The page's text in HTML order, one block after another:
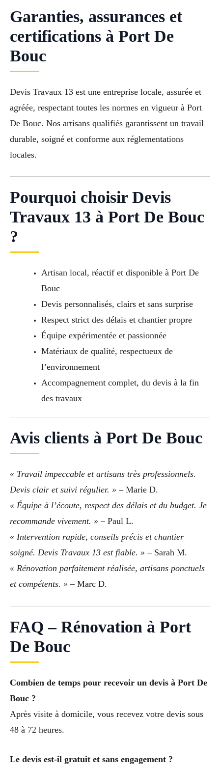
Garanties, assurances et
certifications à Port De
Bouc
Devis Travaux 13 est une entreprise locale, assurée et
agréée, respectant toutes les normes en vigueur à Port
De Bouc. Nos artisans qualifiés garantissent un travail
durable, soigné et conforme aux réglementations
locales.
Pourquoi choisir Devis
Travaux 13 à Port De Bouc
?
Artisan local, réactif et disponible à Port De
Bouc
Devis personnalisés, clairs et sans surprise
Respect strict des délais et chantier propre
Équipe expérimentée et passionnée
Matériaux de qualité, respectueux de
l’environnement
Accompagnement complet, du devis à la fin
des travaux
Avis clients à Port De Bouc
« Travail impeccable et artisans très professionnels.
Devis clair et suivi régulier. » – Marie D.
« Équipe à l’écoute, respect des délais et du budget. Je
recommande vivement. » – Paul L.
« Intervention rapide, conseils précis et chantier
soigné. Devis Travaux 13 est fiable. » – Sarah M.
« Rénovation parfaitement réalisée, artisans ponctuels
et compétents. » – Marc D.
FAQ – Rénovation à Port
De Bouc
Combien de temps pour recevoir un devis à Port De
Bouc ?
Après visite à domicile, vous recevez votre devis sous
48 à 72 heures.
Le devis est-il gratuit et sans engagement ?